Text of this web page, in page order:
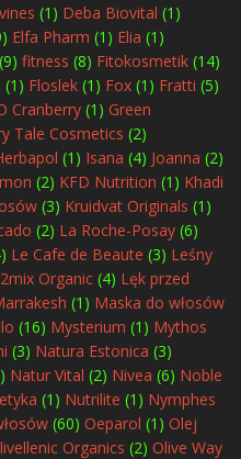
(1) Deba Biovital (1)
Elfa Pharm (1) Elia (1)
(9) fitness (8) Fitokosmetik (14)
(1) Floslek (1) Fox (1) Fratti (5)
Cranberry (1) Green
Tale Cosmetics (2)
(1) Isana (4) Joanna (2)
(2) KFD Nutrition (1) Khadi
(3) Kruidvat Originals (1)
(2) La Roche-Posay (6)
Le Cafe de Beaute (3) Leśny
Organic (4) Lęk przed
(1) Maska do włosów
(16) Mysterium (1) Mythos
(3) Natura Estonica (3)
Natur Vital (2) Nivea (6) Noble
(1) Nutrilite (1) Nymphes
(60) Oeparol (1) Olej
Organics (2) Olive Way